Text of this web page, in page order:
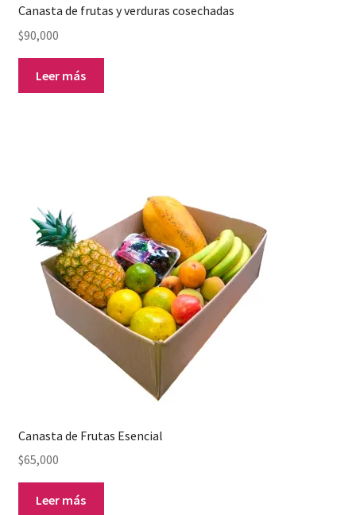
Canasta de frutas y verduras cosechadas
$90,000
Leer más
Canasta de Frutas Esencial
$65,000
Leer más